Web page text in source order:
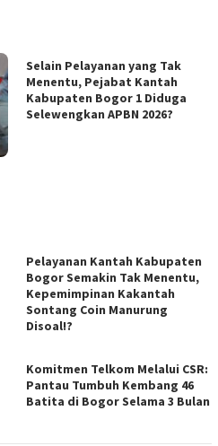
Selain Pelayanan yang Tak
Menentu, Pejabat Kantah
Kabupaten Bogor 1 Diduga
Selewengkan APBN 2026?
Pelayanan Kantah Kabupaten
Bogor Semakin Tak Menentu,
Kepemimpinan Kakantah
Sontang Coin Manurung
Disoal!?
Komitmen Telkom Melalui CSR:
Pantau Tumbuh Kembang 46
Batita di Bogor Selama 3 Bulan